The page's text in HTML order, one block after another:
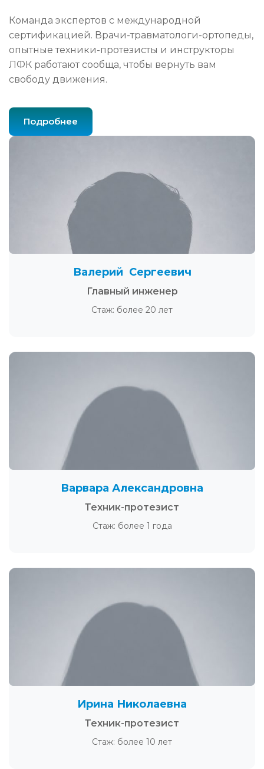
Команда экспертов с международной
сертификацией. Врачи-травматологи-ортопеды,
опытные техники-протезисты и инструкторы
ЛФК работают сообща, чтобы вернуть вам
свободу движения.
Подробнее
Валерий Сергеевич
Главный инженер
Стаж: более 20 лет
Варвара Александровна
Техник-протезист
Стаж: более 1 года
Ирина Николаевна
Техник-протезист
Стаж: более 10 лет